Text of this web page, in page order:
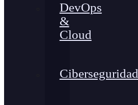
DevOps
&
Cloud
Ciberseguridad